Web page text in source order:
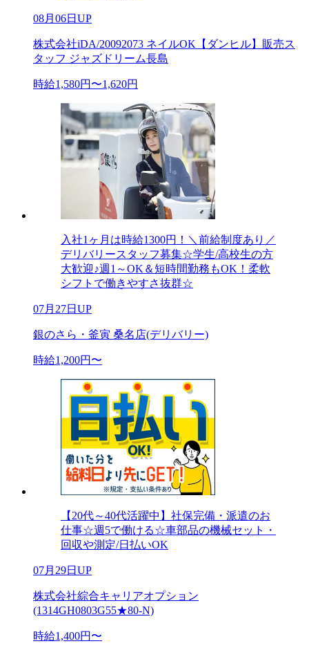
08月06日UP
株式会社iDA/20092073 ネイルOK【ダンヒル】販売ス
タッフ ジャズドリーム長島
時給1,580円〜1,620円
入社1ヶ月は時給1300円！＼前給制度あり／
デリバリースタッフ募集☆学生/高校生の方
大歓迎♪週1～OK＆短時間勤務もOK！柔軟
シフトで働きやすさ抜群☆
07月27日UP
銀のさら・釜寅 桑名店(デリバリー)
時給1,200円〜
【20代～40代活躍中】社保完備・派遣のお
仕事☆週5で働ける☆車部品の機械セット・
回収や測定/日払いOK
07月29日UP
株式会社綜合キャリアオプション
(1314GH0803G55★80-N)
時給1,400円〜